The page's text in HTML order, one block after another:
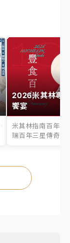
2026米其林專
饗宴
米其林指南百年之
瑞百年三星傳奇、